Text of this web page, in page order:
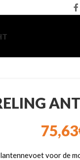
75,63
voor de